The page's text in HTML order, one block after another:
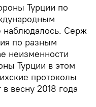
Турции по
наблюдалось. Серж
по разным
неизменности
Турции в этом
протоколы
весну 2018 года